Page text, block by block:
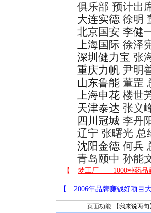
俱乐部 预计出
大连实德 徐明
北京国安 李健
上海国际 徐泽
深圳健力宝 张
重庆力帆 尹明
山东鲁能 董罡
上海申花 楼世
天津泰达 张义
四川冠城 李丹
辽宁 张曙光 总
沈阳金德 何兵
青岛颐中 孙能
页面功能 【我来说两句